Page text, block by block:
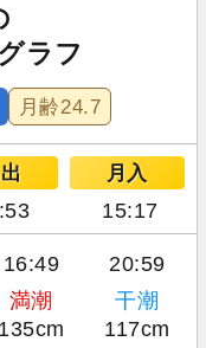
ラフ
月齢24.7
月入
15:17
16:49 20:59
満潮
干潮
135cm 117cm